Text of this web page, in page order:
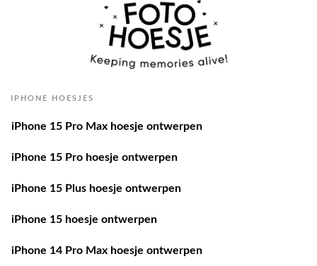
IPHONE HOESJES
iPhone 15 Pro Max hoesje ontwerpen
iPhone 15 Pro hoesje ontwerpen
iPhone 15 Plus hoesje ontwerpen
iPhone 15 hoesje ontwerpen
iPhone 14 Pro Max hoesje ontwerpen